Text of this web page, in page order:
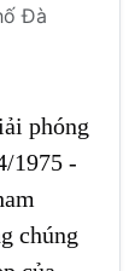
Đà
phóng
1975 -
chúng